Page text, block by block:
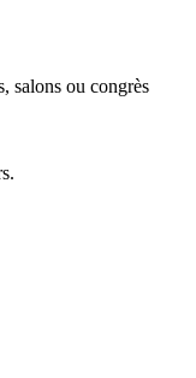
salons ou congrès